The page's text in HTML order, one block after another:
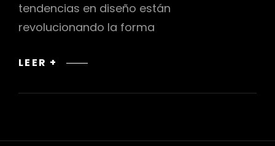
tendencias en diseño están
revolucionando la forma
LEER +
ÚLTIMAS
EN
ALFOMBRAS